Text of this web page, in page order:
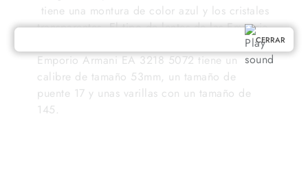
tiene una montura de color azul y los cristales
transparentes. El tipo de lentes de las Emporio
Emporio Armani EA 3218 5072 tiene un
calibre de tamaño 53mm, un tamaño de
puente 17 y unas varillas con un tamaño de
145.
CERRAR